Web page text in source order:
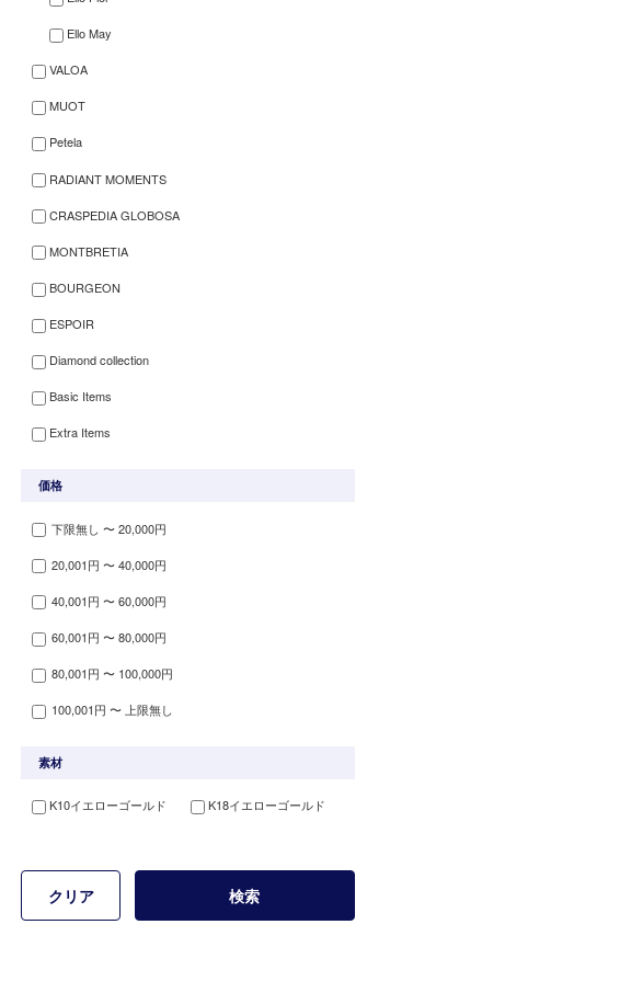
Ello May
VALOA
MUOT
Petela
RADIANT MOMENTS
CRASPEDIA GLOBOSA
MONTBRETIA
BOURGEON
ESPOIR
Diamond collection
Basic Items
Extra Items
価格
下限無し 〜 20,000円
20,001円 〜 40,000円
40,001円 〜 60,000円
60,001円 〜 80,000円
80,001円 〜 100,000円
100,001円 〜 上限無し
素材
K10イエローゴールド K18イエローゴールド
クリア 検索